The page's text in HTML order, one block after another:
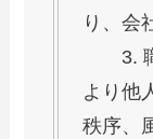
り、会
3. 職
より他
秩序、